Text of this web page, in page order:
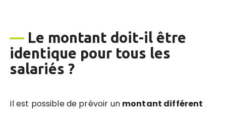
— Le montant doit-il être
identique pour tous les
salariés ?
Il est possible de prévoir un montant différent